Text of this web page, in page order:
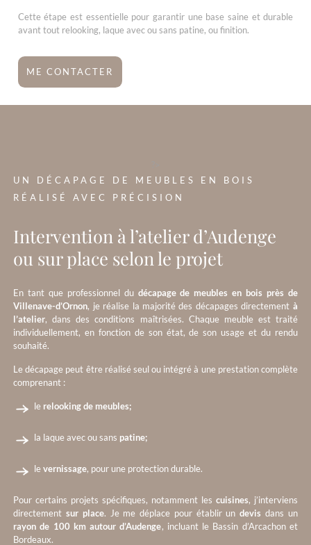
Cette étape est essentielle pour garantir une base saine et durable
avant tout relooking, laque avec ou sans patine, ou finition.
ME CONTACTER
UN DÉCAPAGE DE MEUBLES EN BOIS
RÉALISÉ AVEC PRÉCISION
Intervention à l’atelier d’Audenge
ou sur place selon le projet
En tant que professionnel du décapage de meubles en bois près de
Villenave-d’Ornon, je réalise la majorité des décapages directement à
l’atelier, dans des conditions maîtrisées. Chaque meuble est traité
individuellement, en fonction de son état, de son usage et du rendu
souhaité.
Le décapage peut être réalisé seul ou intégré à une prestation complète
comprenant :
le relooking de meubles;
la laque avec ou sans patine;
levernissage, pour une protection durable.
Pour certains projets spécifiques, notamment les cuisines, j’interviens
directement sur place. Je me déplace pour établir undevis dans un
rayon de 100 km autour d’Audenge, incluant le Bassin d’Arcachon et
Bordeaux.